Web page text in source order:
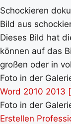
Schockieren
Bild aus
Dieses Bild hat
können auf das
großen oder in
Foto in der
Word 2010 2013
Foto in der
Erstellen